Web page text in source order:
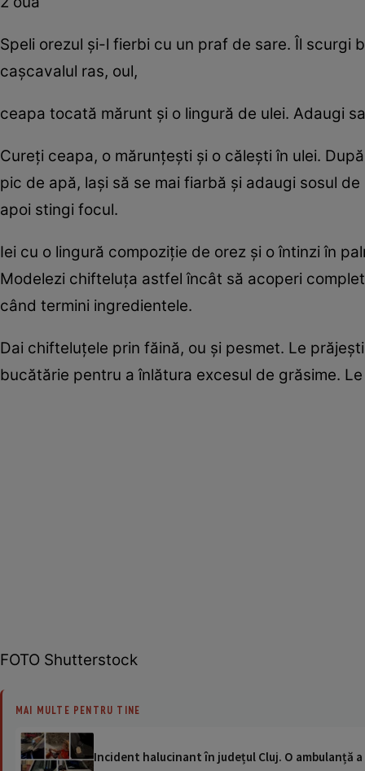
Speli orezul şi-l fierbi cu un praf de sare. Îl scurgi
caşcavalul ras, oul,
ceapa tocată mărunt şi o lingură de ulei. Adaugi
Cureţi ceapa, o mărunţeşti şi o căleşti în ulei.
pic de apă, laşi să se mai fiarbă şi adaugi sosul
apoi stingi focul.
Iei cu o lingură compoziţie de orez şi o întinzi în
Modelezi chifteluţa astfel încât să acoperi
când termini ingredientele.
Dai chifteluţele prin făină, ou şi pesmet. Le
bucătărie pentru a înlătura excesul de grăsime.
FOTO Shutterstock
MAI MULTE PENTRU TINE
Incident halucinant în județul Cluj. O ambulanță